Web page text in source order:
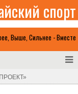
Выше, Сильнее - Вместе
спорт